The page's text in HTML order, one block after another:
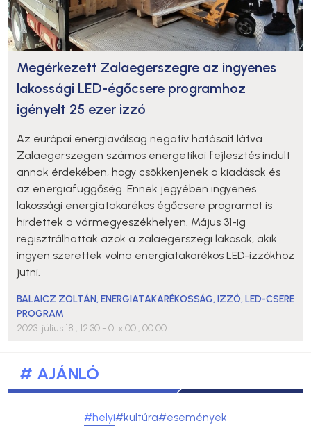
Megérkezett Zalaegerszegre az ingyenes
lakossági LED-égőcsere programhoz
igényelt 25 ezer izzó
Az európai energiaválság negatív hatásait látva
Zalaegerszegen számos energetikai fejlesztés indult
annak érdekében, hogy csökkenjenek a kiadások és
az energiafüggőség. Ennek jegyében ingyenes
lakossági energiatakarékos égőcsere programot is
hirdettek a vármegyeszékhelyen. Május 31-ig
regisztrálhattak azok a zalaegerszegi lakosok, akik
ingyen szerettek volna energiatakarékos LED-izzókhoz
jutni.
BALAICZ ZOLTÁN,ENERGIATAKARÉKOSSÁG,IZZÓ,LED-CSERE
PROGRAM
2023. július 18., 12:30 - 0. x 00., 00:00
# AJÁNLÓ
#helyi#kultúra#események